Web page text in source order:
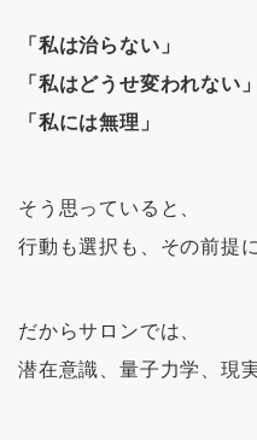
「私は治らない」
「私はどうせ変われない」
「私には無理」
そう思っていると、
行動も選択も、その前提
だからサロンでは、
潜在意識、量子力学、現